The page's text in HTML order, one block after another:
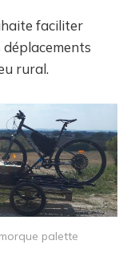
faciliter
déplacements
rural.
palette